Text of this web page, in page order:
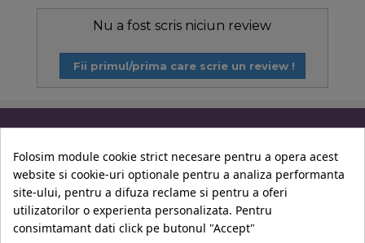
Nu a fost scris niciun review
Fii primul/prima care scrie un review !
Contul Tau
Contact
Folosim module cookie strict necesare pentru a opera acest
website si cookie-uri optionale pentru a analiza performanta
site-ului, pentru a difuza reclame si pentru a oferi
utilizatorilor o experienta personalizata. Pentru
consimtamant dati click pe butonul "Accept"